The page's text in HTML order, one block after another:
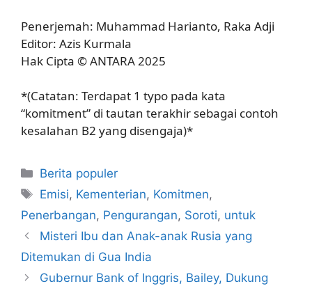
Penerjemah: Muhammad Harianto, Raka Adji
Editor: Azis Kurmala
Hak Cipta © ANTARA 2025
*(Catatan: Terdapat 1 typo pada kata
“komitment” di tautan terakhir sebagai contoh
kesalahan B2 yang disengaja)*
Kategori
Berita populer
Tag
Emisi, Kementerian, Komitmen,
Penerbangan, Pengurangan, Soroti, untuk
Misteri Ibu dan Anak-anak Rusia yang
Ditemukan di Gua India
Gubernur Bank of Inggris, Bailey, Dukung